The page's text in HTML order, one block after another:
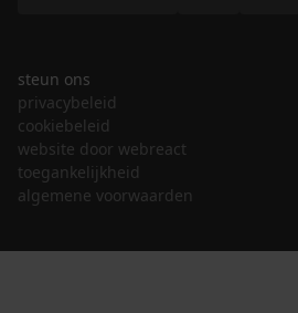
steun ons
privacybeleid
cookiebeleid
website door webreact
toegankelijkheid
algemene voorwaarden